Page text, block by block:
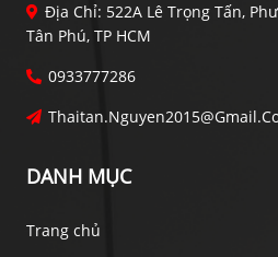
Địa Chỉ: 522A Lê Trọng Tấn,
Tân Phú, TP HCM
0933777286
DANH MỤC
Trang chủ